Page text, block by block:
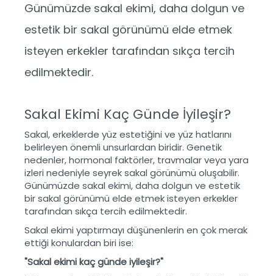
Günümüzde sakal ekimi, daha dolgun ve
estetik bir sakal görünümü elde etmek
isteyen erkekler tarafından sıkça tercih
edilmektedir.
Sakal Ekimi Kaç Günde İyileşir?
Sakal, erkeklerde yüz estetiğini ve yüz hatlarını
belirleyen önemli unsurlardan biridir. Genetik
nedenler, hormonal faktörler, travmalar veya yara
izleri nedeniyle seyrek sakal görünümü oluşabilir.
Günümüzde sakal ekimi, daha dolgun ve estetik
bir sakal görünümü elde etmek isteyen erkekler
tarafından sıkça tercih edilmektedir.
Sakal ekimi yaptırmayı düşünenlerin en çok merak
ettiği konulardan biri ise:
"Sakal ekimi kaç günde iyileşir?"